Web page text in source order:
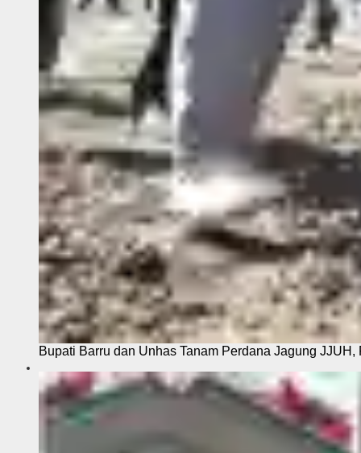
Bupati Barru dan Unhas Tanam Perdana Jagung